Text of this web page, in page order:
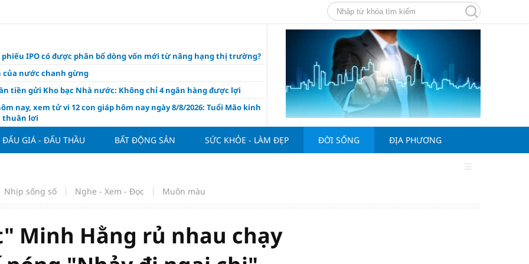
phiếu IPO có được phân bổ dòng vốn mới từ nâng hạng thị trường?
của nước chanh gừng
tiền gửi Kho bạc Nhà nước: Không chỉ 4 ngân hàng được lợi
nay, xem tử vi 12 con giáp hôm nay ngày 8/8/2026: Tuổi Mão kinh
thuận lợi
hàng nửa đầu năm 2026: Áp lực đằng sau niềm vui lãi lớn
và hạ tầng đang mở ra chu kỳ tăng trưởng mới của bất động
tỷ đồng
hôm nay 7/8: Thị trường lặng sóng
mua nhà tăng cao, thị trường đối mặt sức ép thanh khoản
trẻ quốc tế xem Phú Quốc là “thiên đường lập nghiệp”
ĐẤU GIÁ - ĐẤU THẦU BẤT ĐỘNG SẢN SỨC KHỎE - LÀM ĐẸP ĐỜI SỐNG ĐỊA PHƯƠNG
Nhịp sống số Nghe - Xem - Đọc Muôn màu
Minh Hằng rủ nhau chạy